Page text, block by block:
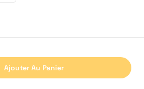
Ajouter Au Panier